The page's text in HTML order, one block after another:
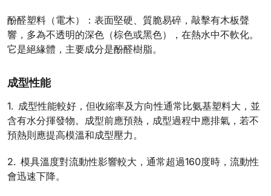
酚醛塑料（電木）：表面堅硬、質脆易碎，敲擊有木板聲
響，多為不透明的深色（棕色或黑色），在熱水中不軟化。
它是絕緣體，主要成分是酚醛樹脂。
成型性能
1. 成型性能較好，但收縮率及方向性通常比氨基塑料大，並
含有水分揮發物。成型前應預熱，成型過程中應排氣，若不
預熱則應提高模溫和成型壓力。
2. 模具溫度對流動性影響較大，通常超過160度時，流動性
會迅速下降。